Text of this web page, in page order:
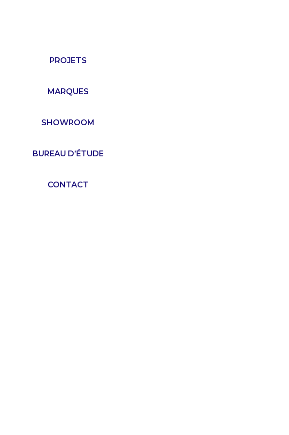
PROJETS
MARQUES
SHOWROOM
BUREAU D’ÉTUDE
CONTACT